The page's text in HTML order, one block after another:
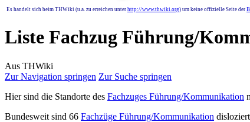
Es handelt sich beim THWiki (u.a. zu erreichen unter http://www.thwiki.org) um keine offizielle Seite der
Liste Fachzug Führung/
Aus THWiki
Zur Navigation springen Zur Suche springen
Hier sind die Standorte des Fachzuges Führung/Kommunikation
Bundesweit sind 66 Fachzüge Führung/Kommunikation